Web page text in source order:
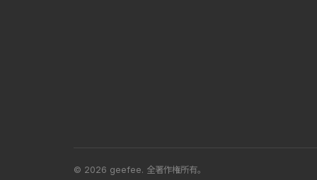
© 2026 geefee. 全著作権所有。